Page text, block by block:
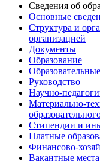
Сведения об
Основные
Структура и
организацией
Документы
Образование
Руководство
Научно-
Материально-
Стипендии и
Платные
Финансово-
Вакантные